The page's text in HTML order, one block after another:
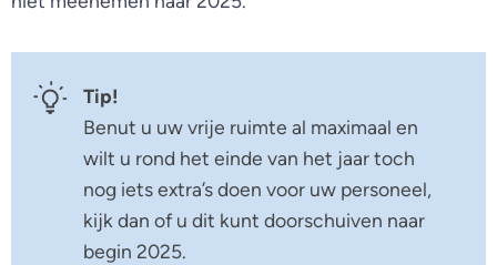
Tip!
Benut u uw vrije ruimte al maximaal en
wilt u rond het einde van het jaar toch
nog iets extra’s doen voor uw personeel,
kijk dan of u dit kunt doorschuiven naar
begin 2025.